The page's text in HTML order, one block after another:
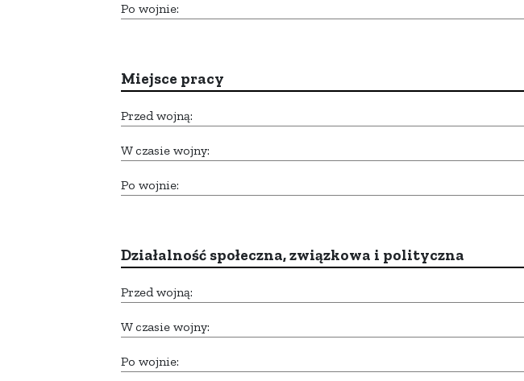
Po wojnie:
Miejsce pracy
Przed wojną:
W czasie wojny:
Po wojnie:
Działalność społeczna, związkowa i polityczna
Przed wojną:
W czasie wojny:
Po wojnie: